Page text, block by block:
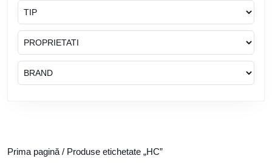
Prima pagină / Produse etichetate „HC”